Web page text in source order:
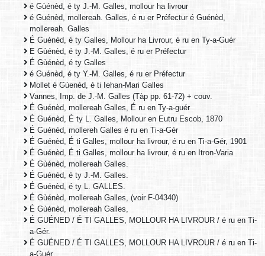
é Gùénèd, é ty J.-M. Galles, mollour ha livrour
é Guénèd, mollereah. Galles, é ru er Préfectur é Guénèd,
mollereah. Galles
É Guénèd, é ty Galles, Mollour ha Livrour, é ru en Ty-a-Guér
E Gùénèd, é ty J.-M. Galles, é ru er Préfectur
É Gùénèd, é ty Galles
é Guénèd, é ty Y.-M. Galles, é ru er Préfectur
Mollet é Gùenèd, é ti Iehan-Mari Galles
Vannes, Imp. de J.-M. Galles (Tàp pp. 61-72) + couv.
É Guénèd, mollereah Galles, É ru en Ty-a-guér
É Guénèd, É ty L. Galles, Mollour en Eutru Escob, 1870
É Guénèd, mollereh Galles é ru en Ti-a-Gér
É Guénèd, É ti Galles, mollour ha livrour, é ru en Ti-a-Gér, 1901
É Guénèd, É ti Galles, mollour ha livrour, é ru en Itron-Varia
É Gùénèd, mollereah Galles.
É Guénèd, é ty J.-M. Galles.
É Guénèd, é ty L. GALLES.
É Gùénèd, mollereah Galles, (voir F-04340)
É Gùénèd, mollereah Galles,
É GUÉNED / É TI GALLES, MOLLOUR HA LIVROUR / é ru en Ti-
a-Gér.
É GUÉNED / É TI GALLES, MOLLOUR HA LIVROUR / é ru en Ti-
a-Guér.